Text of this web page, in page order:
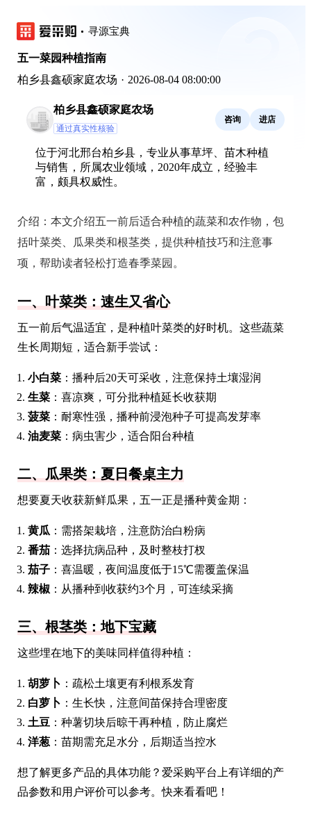
寻源宝典
五一菜园种植指南
柏乡县鑫硕家庭农场 · 2026-08-04 08:00:00
柏乡县鑫硕家庭农场
通过真实性核验
咨询 进店
位于河北邢台柏乡县，专业从事草坪、苗木种植
与销售，所属农业领域，2020年成立，经验丰
富，颇具权威性。
介绍： 本文介绍五一前后适合种植的蔬菜和农作物，包
括叶菜类、瓜果类和根茎类，提供种植技巧和注意事
项，帮助读者轻松打造春季菜园。
一、叶菜类：速生又省心
五一前后气温适宜，是种植叶菜类的好时机。这些蔬菜
生长周期短，适合新手尝试：
小白菜 ：播种后20天可采收，注意保持土壤湿润
生菜 ：喜凉爽，可分批种植延长收获期
菠菜 ：耐寒性强，播种前浸泡种子可提高发芽率
油麦菜 ：病虫害少，适合阳台种植
二、瓜果类：夏日餐桌主力
想要夏天收获新鲜瓜果，五一正是播种黄金期：
黄瓜 ：需搭架栽培，注意防治白粉病
番茄 ：选择抗病品种，及时整枝打杈
茄子 ：喜温暖，夜间温度低于15℃需覆盖保温
辣椒 ：从播种到收获约3个月，可连续采摘
三、根茎类：地下宝藏
这些埋在地下的美味同样值得种植：
胡萝卜 ：疏松土壤更有利根系发育
白萝卜 ：生长快，注意间苗保持合理密度
土豆 ：种薯切块后晾干再种植，防止腐烂
洋葱 ：苗期需充足水分，后期适当控水
想了解更多产品的具体功能？爱采购平台上有详细的产
品参数和用户评价可以参考。快来看看吧！